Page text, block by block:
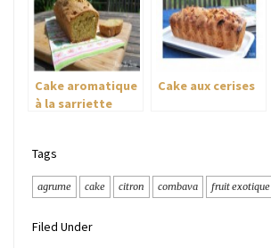
Cake aromatique
à la sarriette
Cake aux cerises
Tags
agrume cake citron combava fruit exotique
Filed Under